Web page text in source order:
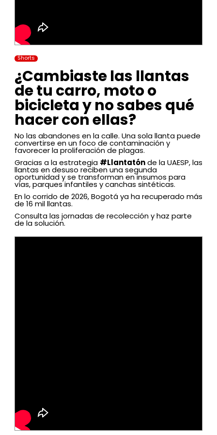
Shorts
¿Cambiaste las llantas
de tu carro, moto o
bicicleta y no sabes qué
hacer con ellas?
No las abandones en la calle. Una sola llanta puede
convertirse en un foco de contaminación y
favorecer la proliferación de plagas.
Gracias a la estrategia #Llantatónde la UAESP, las
llantas en desuso reciben una segunda
oportunidad y se transforman en insumos para
vías, parques infantiles y canchas sintéticas.
En lo corrido de 2026, Bogotá ya ha recuperado más
de 16 mil llantas.
Consulta las jornadas de recolección y haz parte
de la solución.